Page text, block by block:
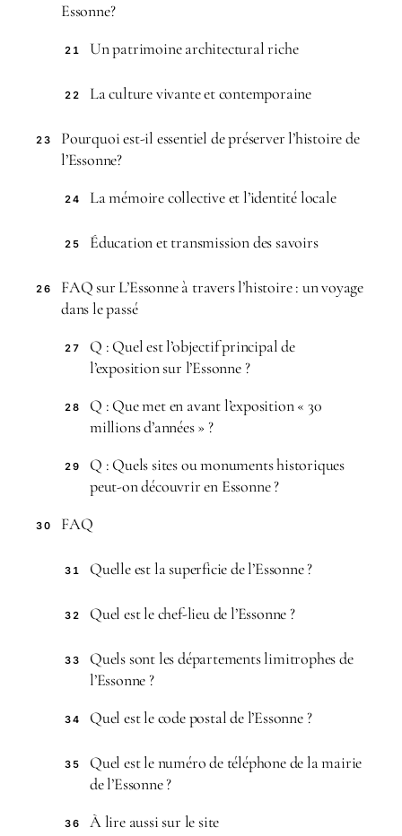
Essonne?
21 Un patrimoine architectural riche
22 La culture vivante et contemporaine
23
Pourquoi est-il essentiel de préserver l’histoire de
l’Essonne?
24 La mémoire collective et l’identité locale
25 Éducation et transmission des savoirs
26
FAQ sur L’Essonne à travers l’histoire : un voyage
dans le passé
27
Q : Quel est l’objectif principal de
l’exposition sur l’Essonne ?
28
Q : Que met en avant l’exposition « 30
millions d’années » ?
29
Q : Quels sites ou monuments historiques
peut-on découvrir en Essonne ?
30 FAQ
31 Quelle est la superficie de l’Essonne ?
32 Quel est le chef-lieu de l’Essonne ?
33
Quels sont les départements limitrophes de
l’Essonne ?
34 Quel est le code postal de l’Essonne ?
35
Quel est le numéro de téléphone de la mairie
de l’Essonne ?
36 À lire aussi sur le site